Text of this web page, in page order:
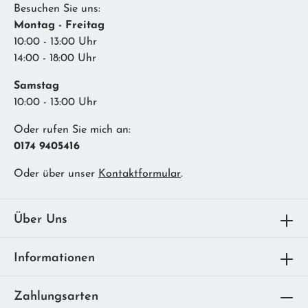
Besuchen Sie uns:
Montag - Freitag
10:00 - 13:00 Uhr
14:00 - 18:00 Uhr
Samstag
10:00 - 13:00 Uhr
Oder rufen Sie mich an:
0174 9405416
Oder über unser Kontaktformular.
Über Uns
Informationen
Zahlungsarten